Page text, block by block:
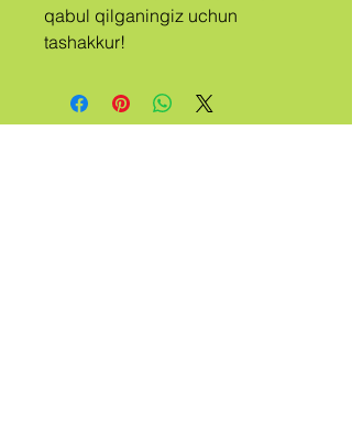
qabul qilganingiz uchun
tashakkur!